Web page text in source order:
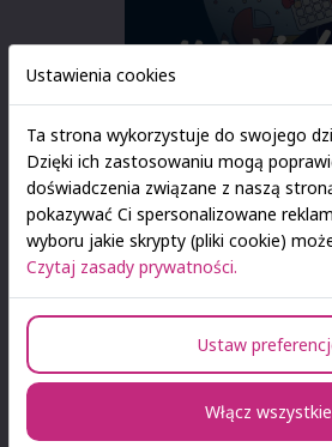
9.08.2024r.piątek | 11:00
13.08.2024r
| 11:00
Ustawienia cookies
Ta strona wykorzystuje do swojego
Dzięki ich zastosowaniu mogą
doświadczenia związane z naszą
pokazywać Ci spersonalizowane
wyboru jakie skrypty (pliki cookie)
Czytaj zasady prywatności.
Ustaw
Włącz wszystkie